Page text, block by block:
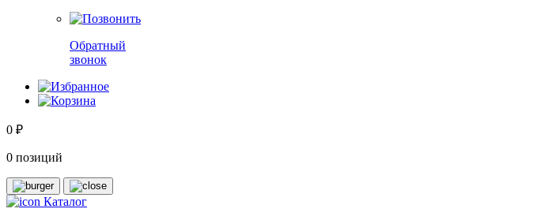
Обратный
звонок
0 ₽
0 позиций
Каталог